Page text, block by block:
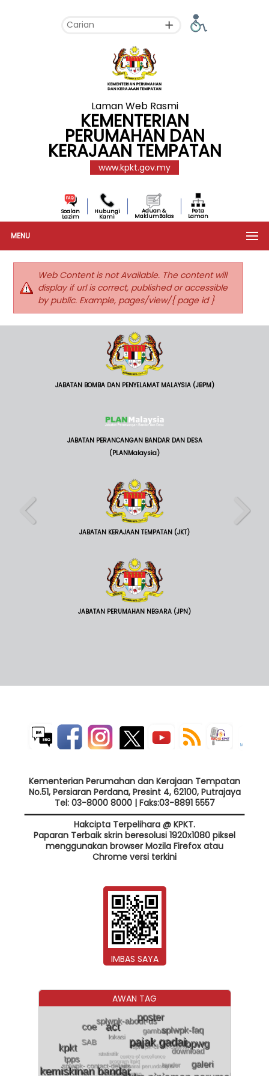
Laman Web Rasmi
KEMENTERIAN
PERUMAHAN DAN
KERAJAAN TEMPATAN
www.kpkt.gov.my
Soalan
Lazim
Hubungi
Kami
Aduan &
MaklumBalas
Peta
Laman
MENU
Web Content is not Available. The content will
display if url is correct, published or accessible
by public. Example, pages/view/{ page id }
JABATAN BOMBA DAN PENYELAMAT MALAYSIA (JBPM)
JABATAN PERANCANGAN BANDAR DAN DESA
(PLANMalaysia)
JABATAN KERAJAAN TEMPATAN (JKT)
JABATAN PERUMAHAN NEGARA (JPN)
Kementerian Perumahan dan Kerajaan Tempatan
No.51, Persiaran Perdana, Presint 4, 62100, Putrajaya
Tel: 03-8000 8000 | Faks:03-8891 5557
Hakcipta Terpelihara @ KPKT.
Paparan Terbaik skrin beresolusi 1920x1080 piksel
menggunakan browser Mozila Firefox atau
Chrome versi terkini
IMBAS SAYA
AWAN TAG